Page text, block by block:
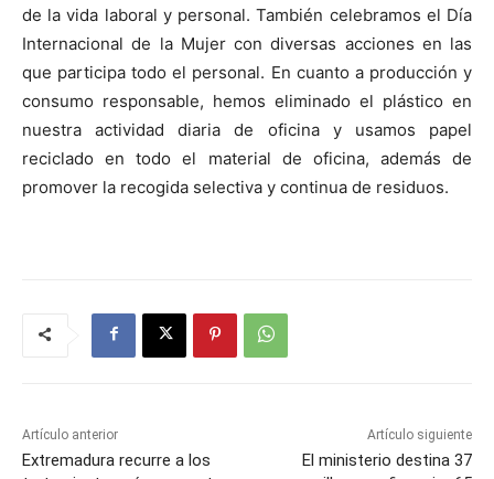
de la vida laboral y personal. También celebramos el Día
Internacional de la Mujer con diversas acciones en las
que participa todo el personal. En cuanto a producción y
consumo responsable, hemos eliminado el plástico en
nuestra actividad diaria de oficina y usamos papel
reciclado en todo el material de oficina, además de
promover la recogida selectiva y continua de residuos.
Artículo anterior
Extremadura recurre a los
Artículo siguiente
El ministerio destina 37